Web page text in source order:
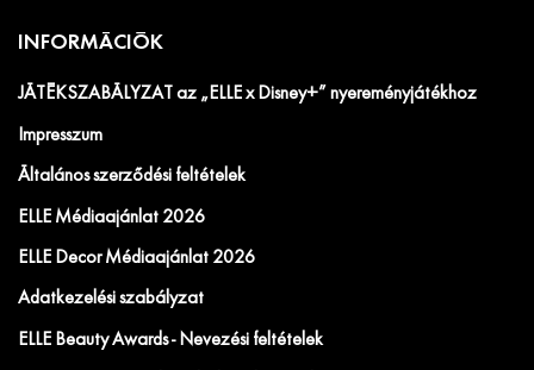
INFORMÁCIÓK
JÁTÉKSZABÁLYZAT az „ELLE x Disney+” nyereményjátékhoz
Impresszum
Általános szerződési feltételek
ELLE Médiaajánlat 2026
ELLE Decor Médiaajánlat 2026
Adatkezelési szabályzat
ELLE Beauty Awards - Nevezési feltételek